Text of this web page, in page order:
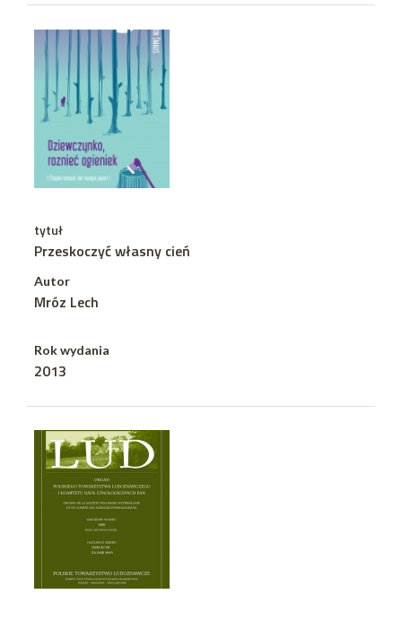
tytuł
Przeskoczyć własny cień
Autor
Mróz Lech
Rok wydania
2013